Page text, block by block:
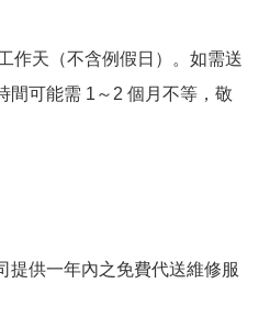
作天（不含例假日）。如需送
間可能需 1～2 個月不等，敬
提供一年內之免費代送維修服